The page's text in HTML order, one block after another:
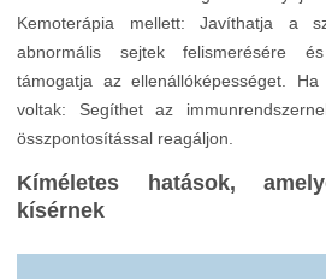
Kíméletes hatások,
kísérnek